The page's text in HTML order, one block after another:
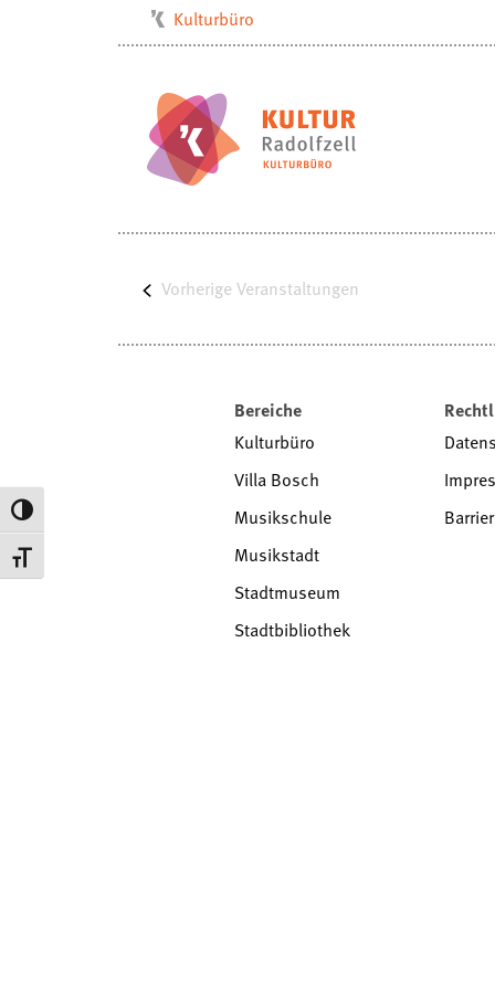
Umschalten auf hohe Kontraste
Schrift vergrößern
Kulturbüro
Musikschule
Stadtarchiv
Stadtmuseum
Radolfzell1200
Vorherige Veranstaltungen
Bereiche
Kulturbüro
Villa Bosch
Musikschule
Musikstadt
Stadtmuseum
Stadtbibliothek